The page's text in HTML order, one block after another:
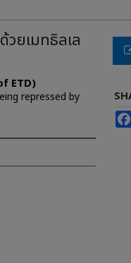
ยเมทธิลเล
ETD)
repressed by